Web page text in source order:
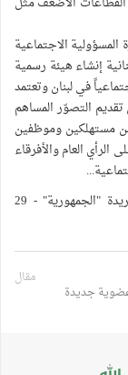
الاجتماعية
إنشاء هيئة رسمية
في لبنان وتعتمد
تقديم التصوّر المساهم
مستهلكين وموظفين
العام والأفرقاء
جريدة "الجمهورية" - 29
مقال
جديدة